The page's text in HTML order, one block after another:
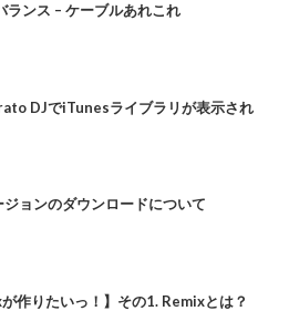
ランス – ケーブルあれこれ
DJでiTunesライブラリが表示され
ョンのダウンロードについて
が作りたいっ！】その1. Remixとは？